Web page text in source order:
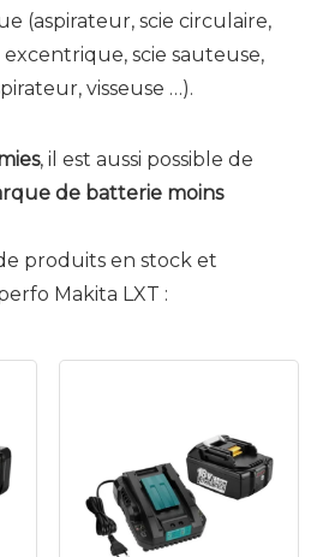
(aspirateur, scie circulaire,
scie sauteuse,
visseuse …).
, il est aussi possible de
de batterie moins
produits en stock et
Makita LXT :